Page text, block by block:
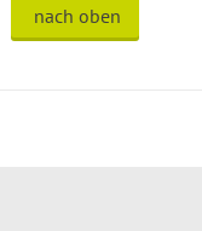
nach oben